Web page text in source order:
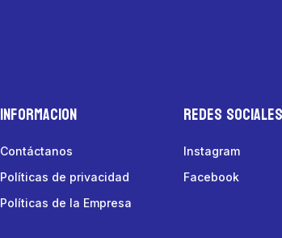
Informacion
Contáctanos
Políticas de privacidad
Políticas de la Empresa
Redes Sociales
Instagram
Facebook